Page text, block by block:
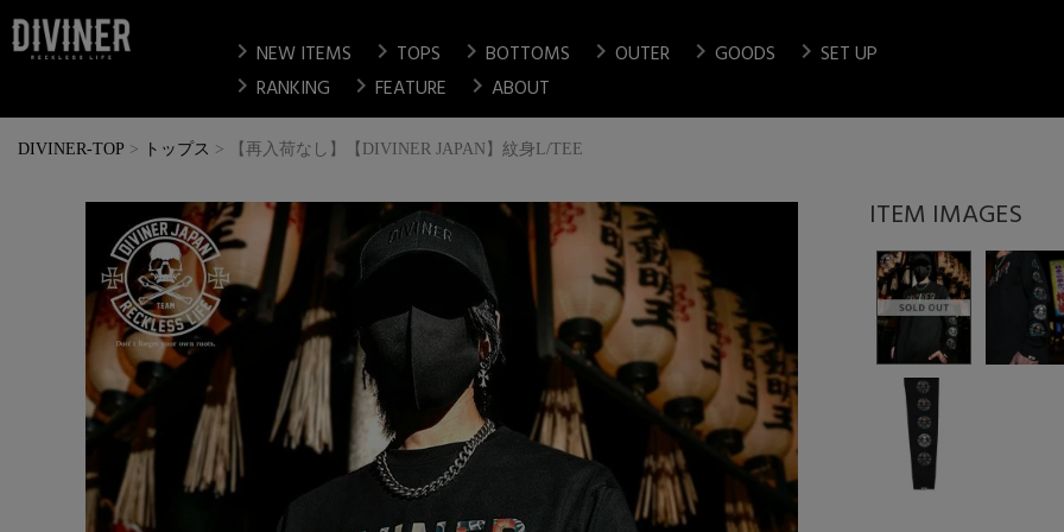
chevron_right NEW ITEMS chevron_right TOPS chevron_right BOTTOMS chevron_right OUTER chevron_right GOODS chevron_right SET UP
chevron_right RANKING chevron_right FEATURE chevron_right ABOUT
DIVINER-TOP トップス 【再入荷なし】【DIVINER JAPAN】紋身L/TEE